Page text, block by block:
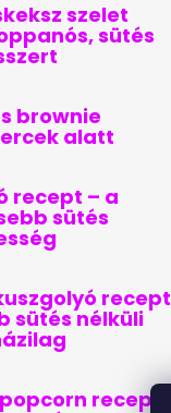
szelet
sütés
brownie
alatt
recept – a
sütés
recept
sütés nélküli
recept